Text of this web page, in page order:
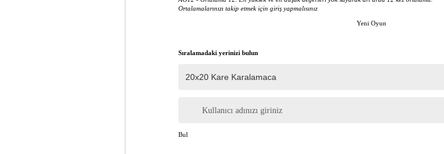
Ortalamalarınızı takip etmek için giriş yapmalısınız
Yeni Oyun
Sıralamadaki yerinizi bulun
Kullanıcı adınızı giriniz
Bul